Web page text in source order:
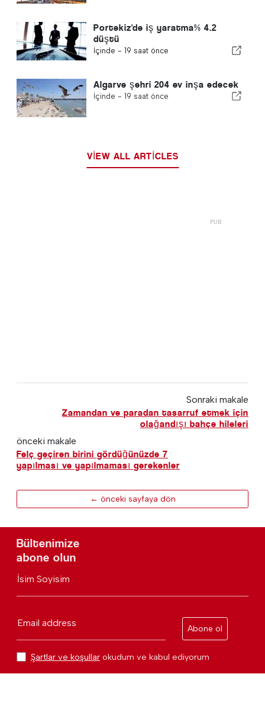
Portekiz'de iş yaratma% 4.2
düştü
İçinde - 19 saat önce
Algarve şehri 204 ev inşa edecek
İçinde - 19 saat önce
VIEW ALL ARTICLES
Sonraki makale
Zamandan ve paradan tasarruf etmek için
olağandışı bahçe hileleri
önceki makale
Felç geçiren birini gördüğünüzde 7
yapılması ve yapılmaması gerekenler
← önceki sayfaya dön
Bültenimize
abone olun
İsim Soyisim
Email address
Abone ol
Şartlar ve koşullar okudum ve kabul ediyorum